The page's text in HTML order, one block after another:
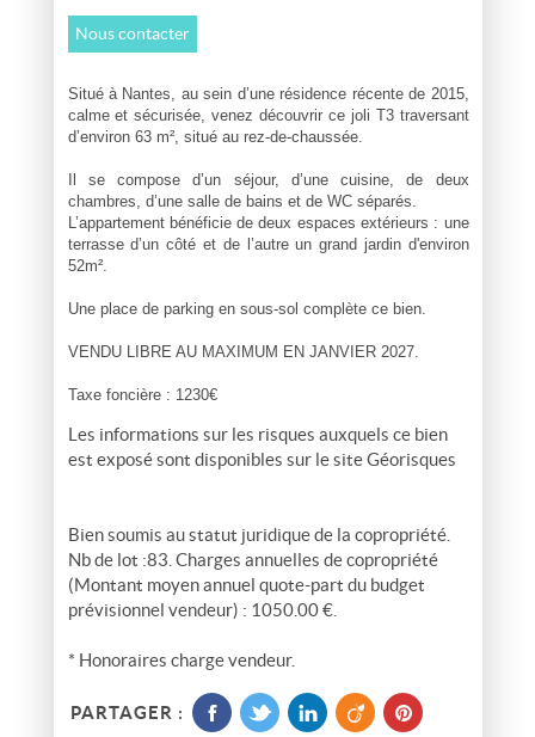
Nous contacter
Situé à Nantes, au sein d’une résidence récente de 2015,
calme et sécurisée, venez découvrir ce joli T3 traversant
d’environ 63 m², situé au rez-de-chaussée.
Il se compose d’un séjour, d’une cuisine, de deux
chambres, d’une salle de bains et de WC séparés.
L’appartement bénéficie de deux espaces extérieurs : une
terrasse d’un côté et de l’autre un grand jardin d'environ
52m².
Une place de parking en sous-sol complète ce bien.
VENDU LIBRE AU MAXIMUM EN JANVIER 2027.
Taxe foncière : 1230€
Les informations sur les risques auxquels ce bien
est exposé sont disponibles sur le siteGéorisques
Bien soumis au statut juridique de la copropriété.
Nb de lot :83. Charges annuelles de copropriété
(Montant moyen annuel quote-part du budget
prévisionnel vendeur) : 1050.00 €.
* Honoraires charge vendeur.
PARTAGER :